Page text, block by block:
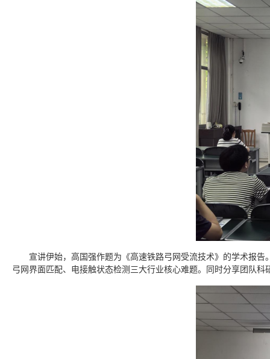
宣讲伊始，高国强作题为《高速铁路弓网受流技术》的学术报
弓网界面匹配、电接触状态检测三大行业核心难题。同时分享团队